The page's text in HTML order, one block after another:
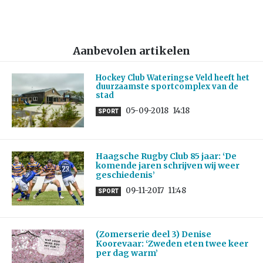
Aanbevolen artikelen
Hockey Club Wateringse Veld heeft het
duurzaamste sportcomplex van de
stad
SPORT 05-09-2018 14:18
Haagsche Rugby Club 85 jaar: ‘De
komende jaren schrijven wij weer
geschiedenis’
SPORT 09-11-2017 11:48
(Zomerserie deel 3) Denise
Koorevaar: ‘Zweden eten twee keer
per dag warm’